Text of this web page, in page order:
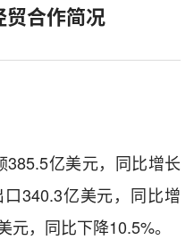
合作简况
385.5亿美元，同比增长
340.3亿美元，同比增
元，同比下降10.5%。